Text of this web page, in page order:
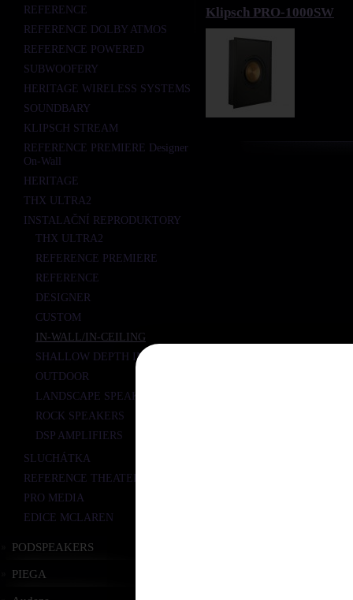
REFERENCE
REFERENCE DOLBY ATMOS
REFERENCE POWERED
SUBWOOFERY
HERITAGE WIRELESS SYSTEMS
SOUNDBARY
KLIPSCH STREAM
REFERENCE PREMIERE Designer
On-Wall
HERITAGE
THX ULTRA2
INSTALAČNÍ REPRODUKTORY
THX ULTRA2
REFERENCE PREMIERE
REFERENCE
DESIGNER
CUSTOM
IN-WALL/IN-CEILING
SHALLOW DEPTH IN-CEILING
OUTDOOR
LANDSCAPE SPEAKERS
ROCK SPEAKERS
DSP AMPLIFIERS
SLUCHÁTKA
REFERENCE THEATER PACK 5.0
PRO MEDIA
EDICE MCLAREN
PODSPEAKERS
PIEGA
Klipsch PRO-1000SW